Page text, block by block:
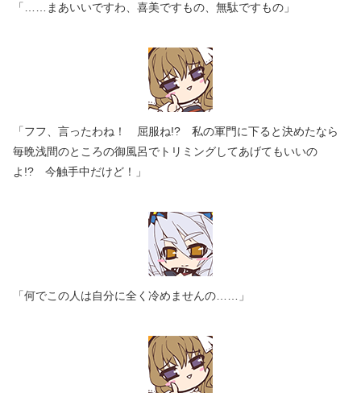
「……まあいいですわ、喜美ですもの、無駄ですもの」
「フフ、言ったわね！ 屈服ね!? 私の軍門に下ると決めたなら
毎晩浅間のところの御風呂でトリミングしてあげてもいいの
よ!? 今触手中だけど！」
「何でこの人は自分に全く冷めませんの……」